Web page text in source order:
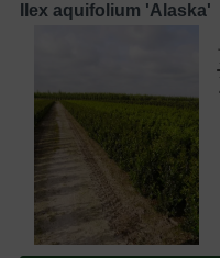
Ilex aquifolium 'Alaska'